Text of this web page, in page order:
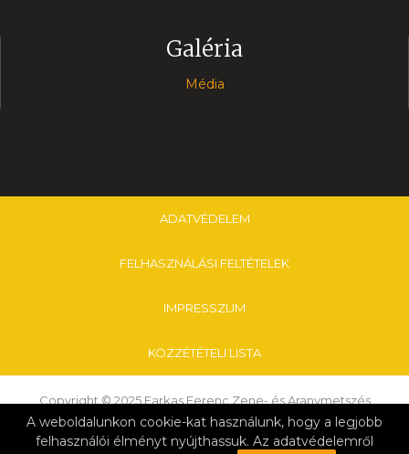
A weboldalunkon cookie-kat használunk, hogy a legjobb
felhasználói élményt nyújthassuk. Az adatvédelemről
Galéria
Média
ADATVÉDELEM
FELHASZNÁLÁSI FELTÉTELEK
IMPRESSZUM
KÖZZÉTÉTELI LISTA
Copyright © 2025 Farkas Ferenc Zene- és Aranymetszés
Alapfokú Művészeti Iskola & Nagykanizsai Tankerületi Központ